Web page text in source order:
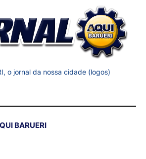
o jornal da nossa cidade (logos)
BARUERI